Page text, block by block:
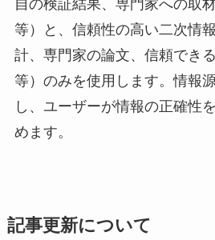
自の検証結果、専門家への取
等）と、信頼性の高い二次情
計、専門家の論文、信頼でき
等）のみを使用します。情報
し、ユーザーが情報の正確性
めます。
記事更新について